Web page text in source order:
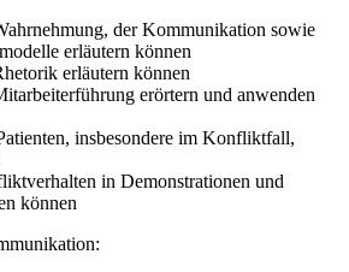
der Kommunikation sowie
erläutern können
erläutern können
erörtern und anwenden
insbesondere im Konfliktfall,
in Demonstrationen und
können